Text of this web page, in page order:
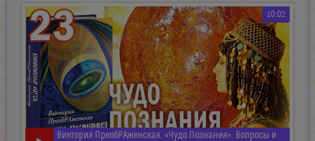
10:02
Виктория ПреобРАженская. «Чудо Познания». Вопросы и